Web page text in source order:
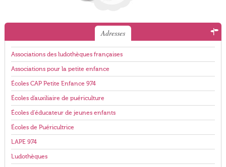
Adresses
Associations des ludothèques françaises
Associations pour la petite enfance
Écoles CAP Petite Enfance 974
Écoles d'auxiliaire de puériculture
Écoles d'éducateur de jeunes enfants
Écoles de Puéricultrice
LAPE 974
Ludothèques